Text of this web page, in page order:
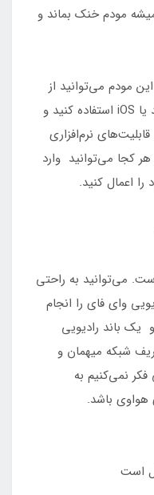
مودم خنک بماند و
مودم می‌توانید از
اپلیکیشن موبایل اوپو روی اندروید یا iOS استفاده کنید و
نرم‌افزاری
کجا می‌توانید وارد
اعمال کنید.
می‌توانید به راحتی
وای فای را انجام
یک باند رادیویی
شبکه میهمان و
نمی‌کنیم به
هواوی باشد.
است